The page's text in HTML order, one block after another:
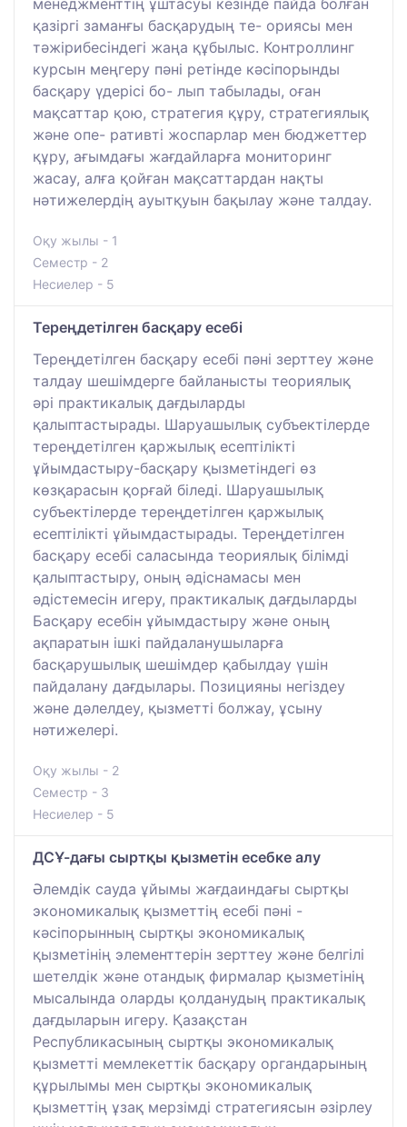
менеджменттің ұштасуы кезінде пайда болған
қазіргі заманғы басқарудың те- ориясы мен
тəжірибесіндегі жаңа құбылыс. Контроллинг
курсын меңгеру пəні ретінде кəсіпорынды
басқару үдерісі бо- лып табылады, оған
мақсаттар қою, стратегия құру, стратегиялық
жəне опе- ративті жоспарлар мен бюджеттер
құру, ағымдағы жағдайларға мониторинг
жасау, алға қойған мақсаттардан нақты
нəтижелердің ауытқуын бақылау жəне талдау.
Оқу жылы - 1
Семестр - 2
Несиелер - 5
Тереңдетілген басқару есебі
Тереңдетілген басқару есебі пәні зерттеу және
талдау шешімдерге байланысты теориялық
әрі практикалық дағдыларды
қалыптастырады. Шаруашылық субъектілерде
тереңдетілген қаржылық есептілікті
ұйымдастыру-басқару қызметіндегі өз
көзқарасын қорғай біледі. Шаруашылық
субъектілерде тереңдетілген қаржылық
есептілікті ұйымдастырады. Тереңдетілген
басқару есебі саласында теориялық білімді
қалыптастыру, оның әдіснамасы мен
әдістемесін игеру, практикалық дағдыларды
Басқару есебін ұйымдастыру және оның
ақпаратын ішкі пайдаланушыларға
басқарушылық шешімдер қабылдау үшін
пайдалану дағдылары. Позицияны негіздеу
және дәлелдеу, қызметті болжау, ұсыну
нәтижелері.
Оқу жылы - 2
Семестр - 3
Несиелер - 5
ДСҰ-дағы сыртқы қызметін есебке алу
Әлемдік сауда ұйымы жағдаиндағы сыртқы
экономикалық қызметтің есебі пәні -
кәсіпорынның сыртқы экономикалық
қызметінің элементтерін зерттеу және белгілі
шетелдік және отандық фирмалар қызметінің
мысалында оларды қолданудың практикалық
дағдыларын игеру. Қазақстан
Республикасының сыртқы экономикалық
қызметті мемлекеттік басқару органдарының
құрылымы мен сыртқы экономикалық
қызметтің ұзақ мерзімді стратегиясын әзірлеу